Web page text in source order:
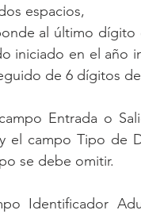
espacios,
al último
iniciado en el año
de 6 dígitos
Entrada o
el campo Tipo de
se debe omitir.
Identificador